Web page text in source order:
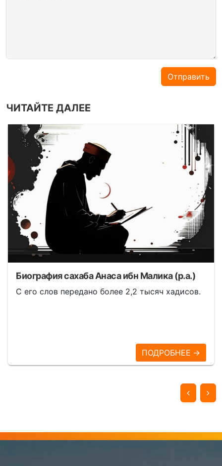
Отправить
ЧИТАЙТЕ ДАЛЕЕ
Биография сахаба Анаса ибн Малика (р.а.)
С его слов передано более 2,2 тысяч хадисов.
ПОДРОБНЕЕ →